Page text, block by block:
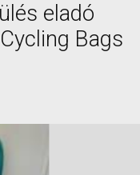
eladó
Bags